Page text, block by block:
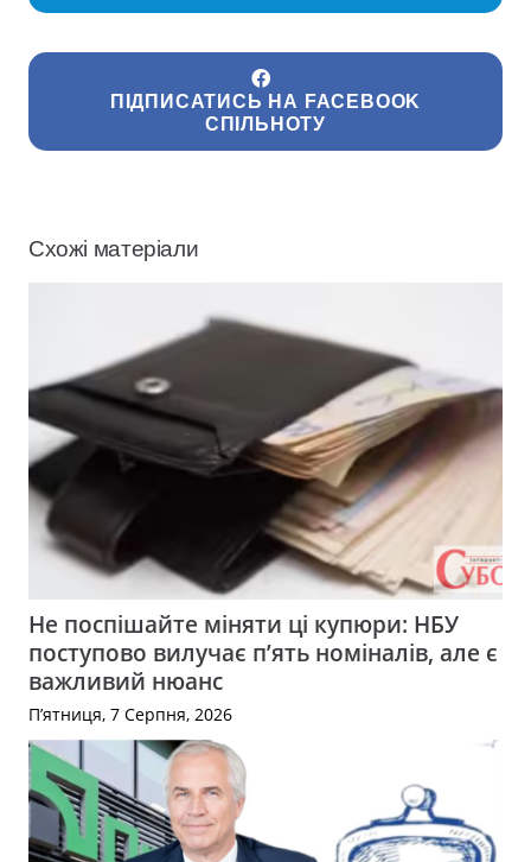
ПІДПИСАТИСЬ НА FACEBOOK
СПІЛЬНОТУ
Схожі матеріали
Не поспішайте міняти ці купюри: НБУ
поступово вилучає п’ять номіналів, але є
важливий нюанс
П’ятниця, 7 Серпня, 2026